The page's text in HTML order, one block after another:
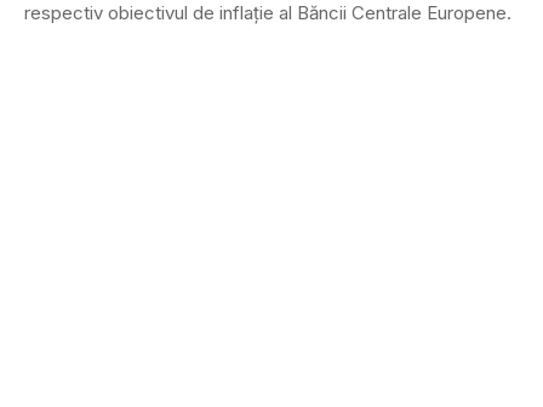
respectiv obiectivul de inflaţie al Băncii Centrale Europene.